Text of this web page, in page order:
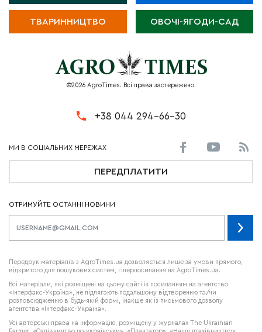
ТВАРИННИЦТВО ОВОЧІ-ЯГОДИ-САД
©2026 AgroTimes. Всі права застережено.
+38 044 294-66-30
ПЕРЕДПЛАТИТИ
ОТРИМУЙТЕ ОСТАННІ НОВИНИ
Передрук матеріалів з AgroTimes.ua дозволяється лише за умови прямого,
відкритого для пошукових систем, гіперпосилання на AgroTimes.ua.
Всі матеріали, які розміщені на цьому сайті із посиланням на агентство
«Інтерфакс-Україна», не підлягають подальшому відтворенню та/чи
розповсюдженню в будь-якій формі, інакше як із письмового дозволу
агентства «Інтерфакс-Україна».
Усі авторські права на інформацію, розміщену у журналах
The Ukrainian